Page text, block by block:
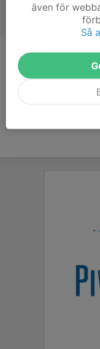
Titel
Ålder
även för
Så